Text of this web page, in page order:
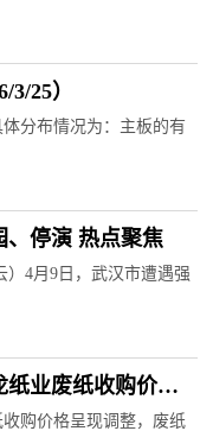
25）
分布情况为：主板的有
、停演 热点聚焦
4月9日，武汉市遭遇强
纸业废纸收购价格
购价格呈现调整，废纸